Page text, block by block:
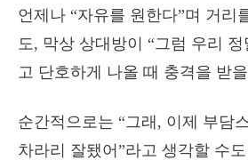
언제나 “자유를 원한다”며 거리
도, 막상 상대방이 “그럼 우리
고 단호하게 나올 때 충격을 받
순간적으로는 “그래, 이제 부담
차라리 잘됐어”라고 생각할 수